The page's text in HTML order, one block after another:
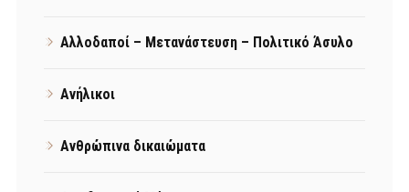
Αλλοδαποί – Μετανάστευση – Πολιτικό Άσυλο
Ανήλικοι
Ανθρώπινα δικαιώματα